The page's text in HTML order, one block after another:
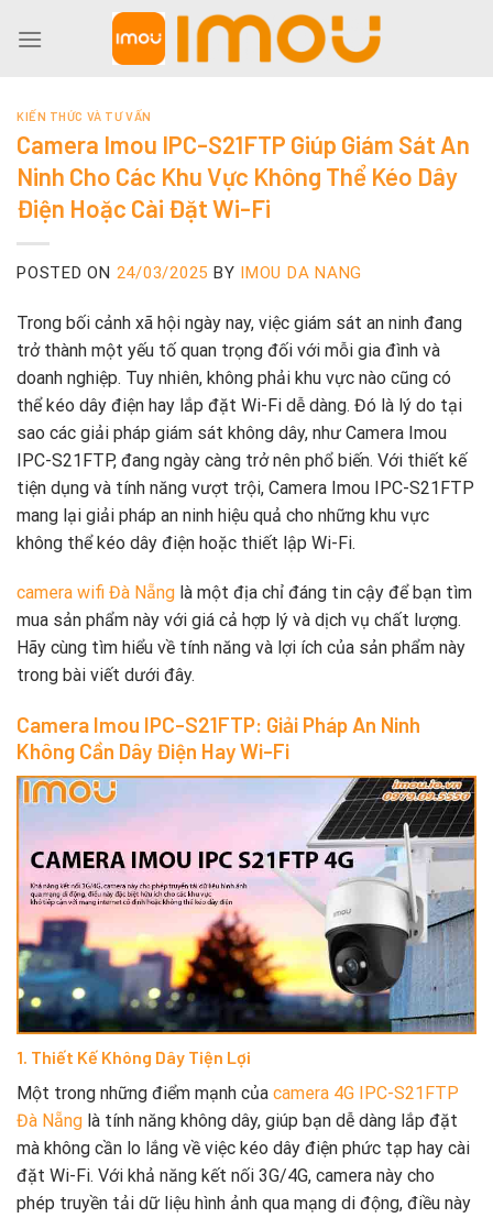
KIẾN THỨC VÀ TƯ VẤN
Camera Imou IPC-S21FTP Giúp Giám Sát An
Ninh Cho Các Khu Vực Không Thể Kéo Dây
Điện Hoặc Cài Đặt Wi-Fi
POSTED ON 24/03/2025 BY IMOU DA NANG
Trong bối cảnh xã hội ngày nay, việc giám sát an ninh đang
trở thành một yếu tố quan trọng đối với mỗi gia đình và
doanh nghiệp. Tuy nhiên, không phải khu vực nào cũng có
thể kéo dây điện hay lắp đặt Wi-Fi dễ dàng. Đó là lý do tại
sao các giải pháp giám sát không dây, như Camera Imou
IPC-S21FTP, đang ngày càng trở nên phổ biến. Với thiết kế
tiện dụng và tính năng vượt trội, Camera Imou IPC-S21FTP
mang lại giải pháp an ninh hiệu quả cho những khu vực
không thể kéo dây điện hoặc thiết lập Wi-Fi.
camera wifi Đà Nẵng là một địa chỉ đáng tin cậy để bạn tìm
mua sản phẩm này với giá cả hợp lý và dịch vụ chất lượng.
Hãy cùng tìm hiểu về tính năng và lợi ích của sản phẩm này
trong bài viết dưới đây.
Camera Imou IPC-S21FTP: Giải Pháp An Ninh
Không Cần Dây Điện Hay Wi-Fi
1. Thiết Kế Không Dây Tiện Lợi
Một trong những điểm mạnh của camera 4G IPC-S21FTP
Đà Nẵng là tính năng không dây, giúp bạn dễ dàng lắp đặt
mà không cần lo lắng về việc kéo dây điện phức tạp hay cài
đặt Wi-Fi. Với khả năng kết nối 3G/4G, camera này cho
phép truyền tải dữ liệu hình ảnh qua mạng di động, điều này